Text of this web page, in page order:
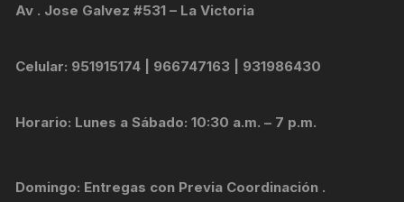
Av . Jose Galvez #531 – La Victoria
Celular: 951915174 | 966747163 | 931986430
Horario: Lunes a Sábado: 10:30 a.m. – 7 p.m.
Domingo: Entregas con Previa Coordinación .